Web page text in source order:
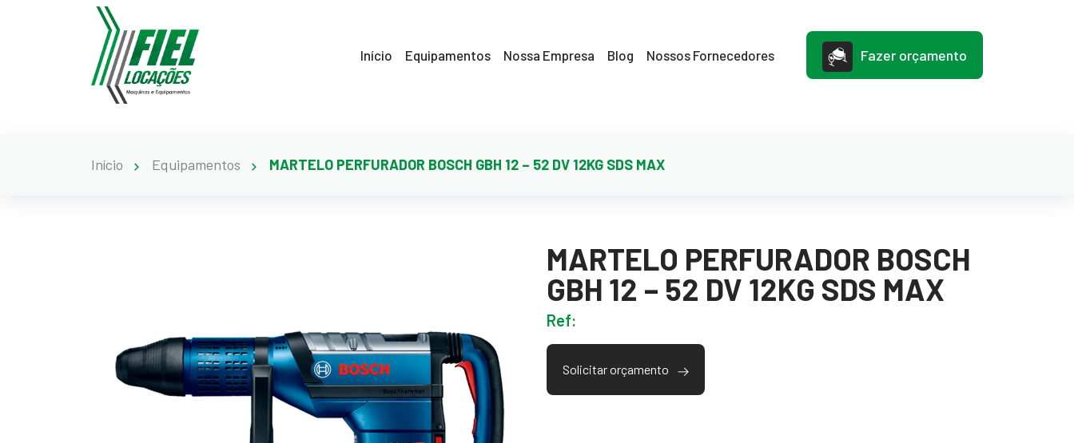
Início Equipamentos Nossa Empresa Blog Nossos Fornecedores Fazer orçamento
Início Equipamentos MARTELO PERFURADOR BOSCH GBH 12 – 52 DV 12KG SDS MAX
MARTELO PERFURADOR BOSCH
GBH 12 – 52 DV 12KG SDS MAX
Ref:
Solicitar orçamento